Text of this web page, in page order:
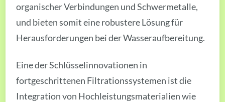
organischer Verbindungen und Schwermetalle,
und bieten somit eine robustere Lösung für
Herausforderungen bei der Wasseraufbereitung.
Eine der Schlüsselinnovationen in
fortgeschrittenen Filtrationssystemen ist die
Integration von Hochleistungsmaterialien wie